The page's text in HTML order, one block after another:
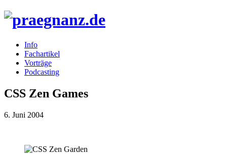
Info
Fachartikel
Vorträge
Podcasting
CSS Zen Games
6. Juni 2004